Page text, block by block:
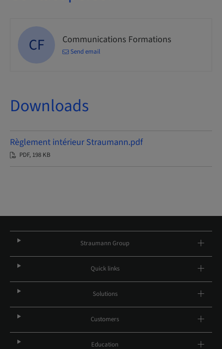
CF Communications Formations
Send email
Downloads
Règlement intérieur Straumann.pdf
PDF, 198 KB
Straumann Group
Quick links
Solutions
Customers
Education